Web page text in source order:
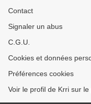
Contact
Signaler un abus
C.G.U.
Cookies et données
Préférences cookies
Voir le profil de Krri sur